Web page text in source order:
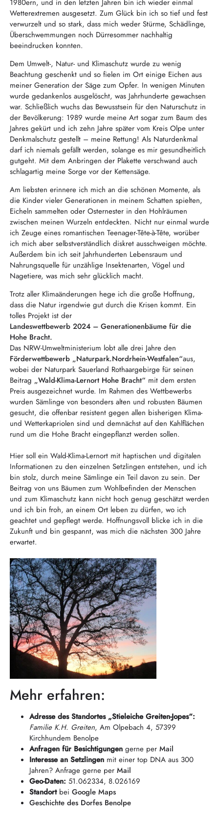
1980ern, und in den letzten Jahren bin ich wieder einmal
Wetterextremen ausgesetzt. Zum Glück bin ich so tief und fest
verwurzelt und so stark, dass mich weder Stürme, Schädlinge,
Überschwemmungen noch Dürresommer nachhaltig
beeindrucken konnten.
Dem Umwelt-, Natur- und Klimaschutz wurde zu wenig
Beachtung geschenkt und so fielen im Ort einige Eichen aus
meiner Generation der Säge zum Opfer. In wenigen Minuten
wurde gedankenlos ausgelöscht, was Jahrhunderte gewachsen
war. Schließlich wuchs das Bewusstsein für den Naturschutz in
der Bevölkerung: 1989 wurde meine Art sogar zum Baum des
Jahres gekürt und ich zehn Jahre später vom Kreis Olpe unter
Denkmalschutz gestellt – meine Rettung! Als Naturdenkmal
darf ich niemals gefällt werden, solange es mir gesundheitlich
gutgeht. Mit dem Anbringen der Plakette verschwand auch
schlagartig meine Sorge vor der Kettensäge.
Am liebsten erinnere ich mich an die schönen Momente, als
die Kinder vieler Generationen in meinem Schatten spielten,
Eicheln sammelten oder Osternester in den Hohlräumen
zwischen meinen Wurzeln entdeckten. Nicht nur einmal wurde
ich Zeuge eines romantischen Teenager-Tête-à-Tête, worüber
ich mich aber selbstverständlich diskret ausschweigen möchte.
Außerdem bin ich seit Jahrhunderten Lebensraum und
Nahrungsquelle für unzählige Insektenarten, Vögel und
Nagetiere, was mich sehr glücklich macht.
Trotz aller Klimaänderungen hege ich die große Hoffnung,
dass die Natur irgendwie gut durch die Krisen kommt. Ein
tolles Projekt ist der
Landeswettbewerb 2024 – Generationenbäume für die
Hohe Bracht.
Das NRW-Umweltministerium lobt alle drei Jahre den
Förderwettbewerb „Naturpark.Nordrhein-Westfalen“aus,
wobei der Naturpark Sauerland Rothaargebirge für seinen
Beitrag „Wald-Klima-Lernort Hohe Bracht“ mit dem ersten
Preis ausgezeichnet wurde. Im Rahmen des Wettbewerbs
wurden Sämlinge von besonders alten und robusten Bäumen
gesucht, die offenbar resistent gegen allen bisherigen Klima-
und Wetterkapriolen sind und demnächst auf den Kahlflächen
rund um die Hohe Bracht eingepflanzt werden sollen.
Hier soll ein Wald-Klima-Lernort mit haptischen und digitalen
Informationen zu den einzelnen Setzlingen entstehen, und ich
bin stolz, durch meine Sämlinge ein Teil davon zu sein. Der
Beitrag von uns Bäumen zum Wohlbefinden der Menschen
und zum Klimaschutz kann nicht hoch genug geschätzt werden
und ich bin froh, an einem Ort leben zu dürfen, wo ich
geachtet und gepflegt werde. Hoffnungsvoll blicke ich in die
Zukunft und bin gespannt, was mich die nächsten 300 Jahre
erwartet.
Mehr erfahren:
Adresse des Standortes „Stieleiche Greiten-Jopes“:
Familie K.H. Greiten, Am Olpebach 4, 57399
Kirchhundem Benolpe
Anfragen für Besichtigungen gerne per Mail
Interesse an Setzlingen mit einer top DNA aus 300
Jahren? Anfrage gerne per Mail
Geo-Daten: 51.062334, 8.026169
Standortbei Google Maps
Geschichte des Dorfes Benolpe